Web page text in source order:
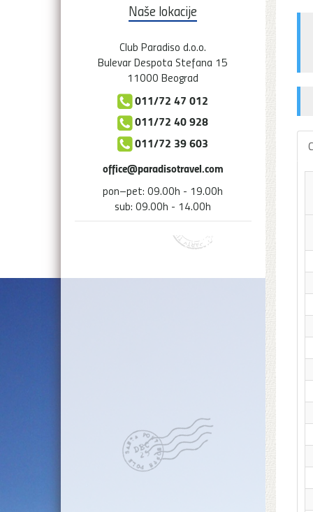
Naše lokacije
Club Paradiso d.o.o.
Bulevar Despota Stefana 15
11000 Beograd
011/72 47 012
011/72 40 928
011/72 39 603
office@paradisotravel.com
pon–pet: 09.00h - 19.00h
sub: 09.00h - 14.00h